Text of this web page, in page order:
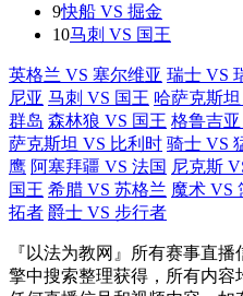
9快船 VS 掘金
10马刺 VS 国王
英格兰 VS 塞尔维亚 瑞士 VS
尼亚 马刺 VS 国王 哈萨克斯
群岛 森林狼 VS 国王 格鲁吉
萨克斯坦 VS 比利时 骑士 VS
鹰 阿塞拜疆 VS 法国 尼克斯
国王 希腊 VS 苏格兰 魔术 VS
拓者 爵士 VS 步行者
『以法为教网』所有赛事直
擎中搜索整理获得，所有内